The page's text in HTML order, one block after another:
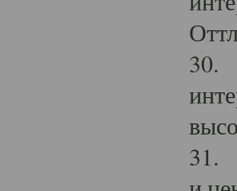
30.
31.